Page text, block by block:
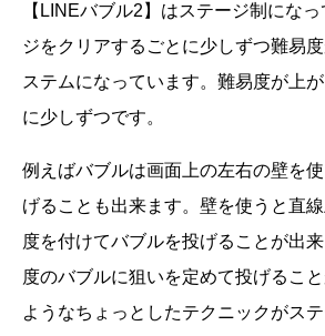
【LINEバブル2】はステージ制にな
ジをクリアするごとに少しずつ難易
ステムになっています。難易度が上
に少しずつです。
例えばバブルは画面上の左右の壁を
げることも出来ます。壁を使うと直
度を付けてバブルを投げることが出
度のバブルに狙いを定めて投げるこ
ようなちょっとしたテクニックがス